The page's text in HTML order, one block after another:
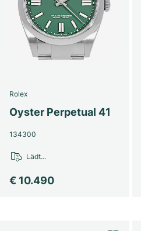
Rolex
Oyster Perpetual 41
134300
€ 10.490
Lädt...